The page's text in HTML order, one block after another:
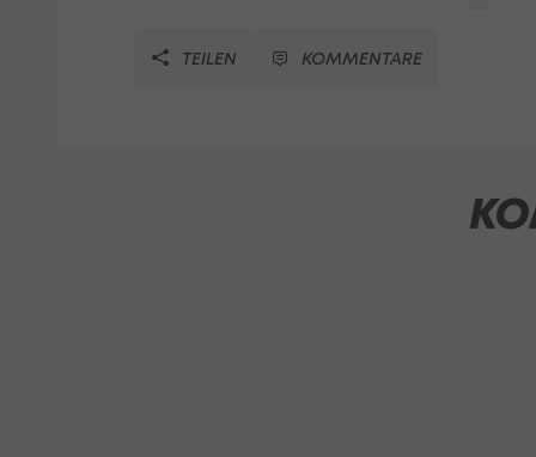
TEILEN KOMMENTARE